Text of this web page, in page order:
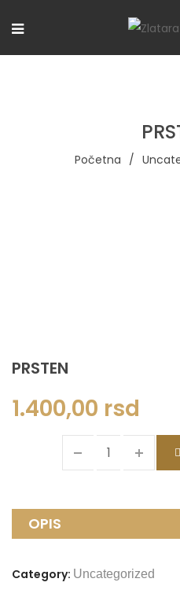
Početna /
PRSTEN
1.400,00 rsd
OPIS
Category: Uncategorized